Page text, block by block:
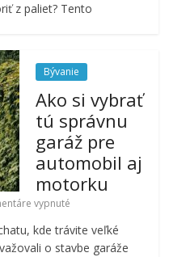
z paliet? Tento
Bývanie
Ako si vybrať
tú správnu
garáž pre
automobil aj
motorku
vypnuté
kde trávite veľké
o stavbe garáže